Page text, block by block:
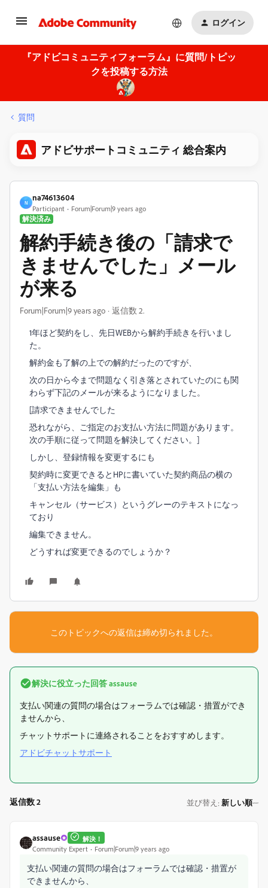
ログイン
『アドビコミュニティフォーラム』に質問/トピッ
クを投稿する方法
質問
アドビサポートコミュニティ 総合案内
N
na74613604
Participant
Forum|Forum|9 years ago
解決済み
解約手続き後の「請求で
きませんでした」メール
が来る
Forum|Forum|9 years ago 返信数 2.
1年ほど契約をし、先日WEBから解約手続きを行いまし
た。
解約金も了解の上での解約だったのですが、
次の日から今まで問題なく引き落とされていたのにも関
わらず下記のメールが来るようになりました。
[請求できませんでした
恐れながら、ご指定のお支払い方法に問題があります。
次の手順に従って問題を解決してください。]
しかし、登録情報を変更するにも
契約時に変更できるとHPに書いていた契約商品の横の
「支払い方法を編集」も
キャンセル（サービス）というグレーのテキストになっ
ており
編集できません。
どうすれば変更できるのでしょうか？
このトピックへの返信は締め切られました。
解決に役立った回答assause
支払い関連の質問の場合はフォーラムでは確認・措置ができ
ませんから、
チャットサポートに連絡されることをおすすめします。
アドビチャットサポート
返信数 2 並び替え : 新しい順
assause 解決！
Community Expert Forum|Forum|9 years ago
支払い関連の質問の場合はフォーラムでは確認・措置が
できませんから、